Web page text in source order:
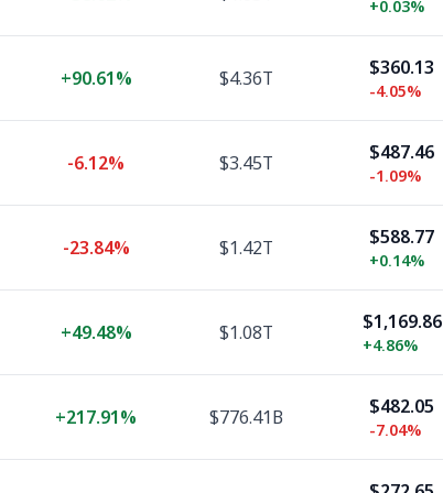
+0.03%
$360.13
-4.05%
$4.36T
+90.61%
$487.46
-1.09%
$3.45T
-6.12%
$588.77
+0.14%
$1.42T
-23.84%
$1,169.86
+4.86%
$1.08T
+49.48%
$482.05
-7.04%
$776.41B
+217.91%